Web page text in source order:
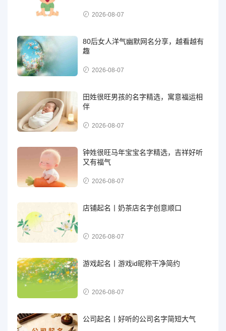
2026-08-07
80后女人洋气幽默网名分享，越看越有
趣
2026-08-07
田姓很旺男孩的名字精选，寓意福运相
伴
2026-08-07
钟姓很旺马年宝宝名字精选，吉祥好听
又有福气
2026-08-07
店铺起名丨奶茶店名字创意顺口
2026-08-07
游戏起名丨游戏id昵称干净简约
2026-08-07
公司起名丨好听的公司名字简短大气